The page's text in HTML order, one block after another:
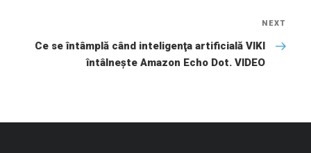
NEXT
Ce se întâmplă când inteligenţa artificială VIKI
întâlneşte Amazon Echo Dot. VIDEO